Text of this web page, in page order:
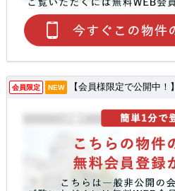
会員限定 NEW 【会員様限定で公開中！】